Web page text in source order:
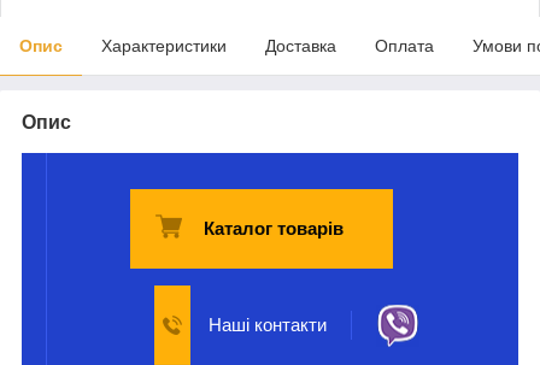
Опис Характеристики Доставка Оплата Умови
Опис
Каталог товарів
Наші контакти